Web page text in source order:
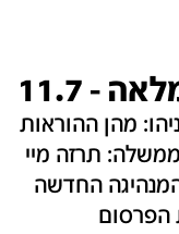
- 11.7
מהן ההוראות
תרזה מיי
החדשה
הפרסום